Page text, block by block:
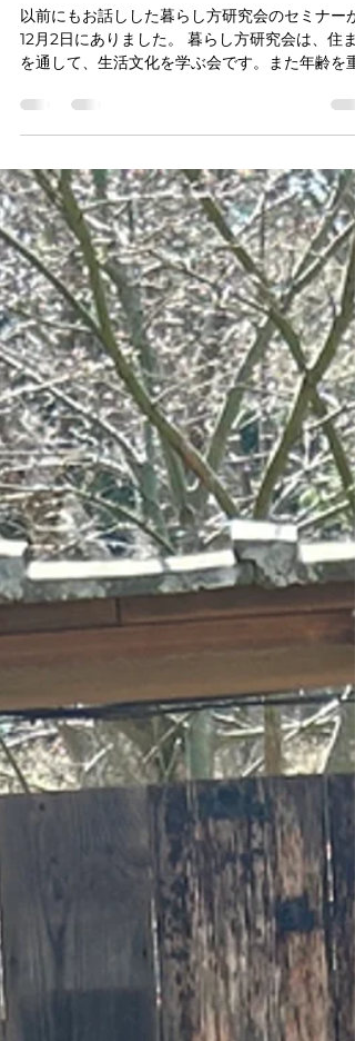
2023年12月8日
読了時間: 1分
暮らし方研究会セミナー
以前にもお話しした暮らし方研究会のセミナーが
ねて住宅をどうするか、いわゆる「終の住処」を
考えるのも一つのテーマです。 今回は会員でもあ
るご夫婦が平成18年に土地探しから家の設計と夢